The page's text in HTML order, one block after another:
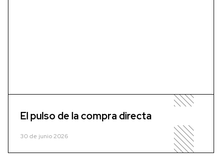
El pulso de la compra directa
30 de junio 2026